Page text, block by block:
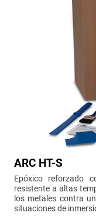
ARC HT-S
Epóxico reforzado
resistente a altas
los metales contra
situaciones de